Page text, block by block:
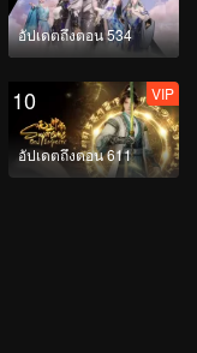
ตัวอย่าง
อัปเดตถึงตอน 534
10
อัปเดตถึงตอน 611
VIP